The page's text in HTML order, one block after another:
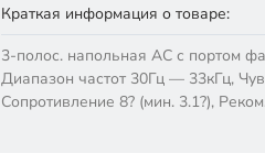
Краткая информация о товаре:
3-полос. напольная АС с портом
Диапазон частот 30Гц — 33кГц,
Сопротивление 8? (мин. 3.1?),